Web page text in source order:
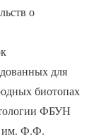
о
для
биотопах
ФБУН
им. Ф.Ф.